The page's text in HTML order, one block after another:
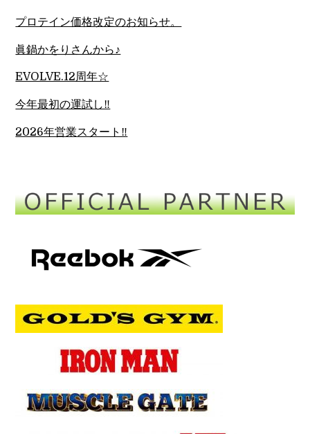
プロテイン価格改定のお知らせ。
眞鍋かをりさんから♪
EVOLVE.12周年☆
今年最初の運試し‼︎
2026年営業スタート‼︎